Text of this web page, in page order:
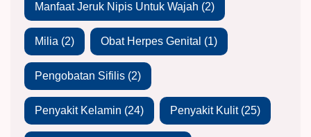
Manfaat Jeruk Nipis Untuk Wajah (2)
Milia (2) Obat Herpes Genital (1)
Pengobatan Sifilis (2)
Penyakit Kelamin (24) Penyakit Kulit(25)